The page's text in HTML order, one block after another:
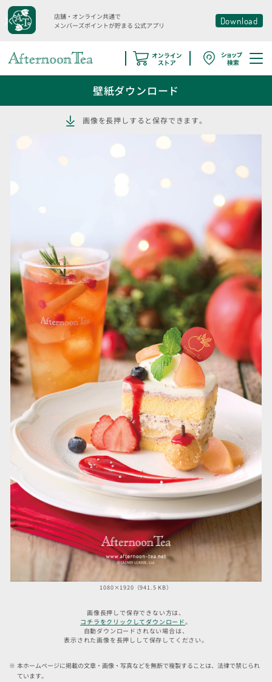
店舗・オンライン共通で
メンバーズポイントが貯まる 公式アプリ Download
壁紙ダウンロード
画像を長押しすると保存できます。
1080×1920（941.5 KB）
画像長押しで保存できない方は、
コチラをクリックしてダウンロード。
自動ダウンロードされない場合は、
表示された画像を長押しして保存してください。
本ホームページに掲載の文章・画像・写真などを無断で複製することは、法律で禁じられ
ています。